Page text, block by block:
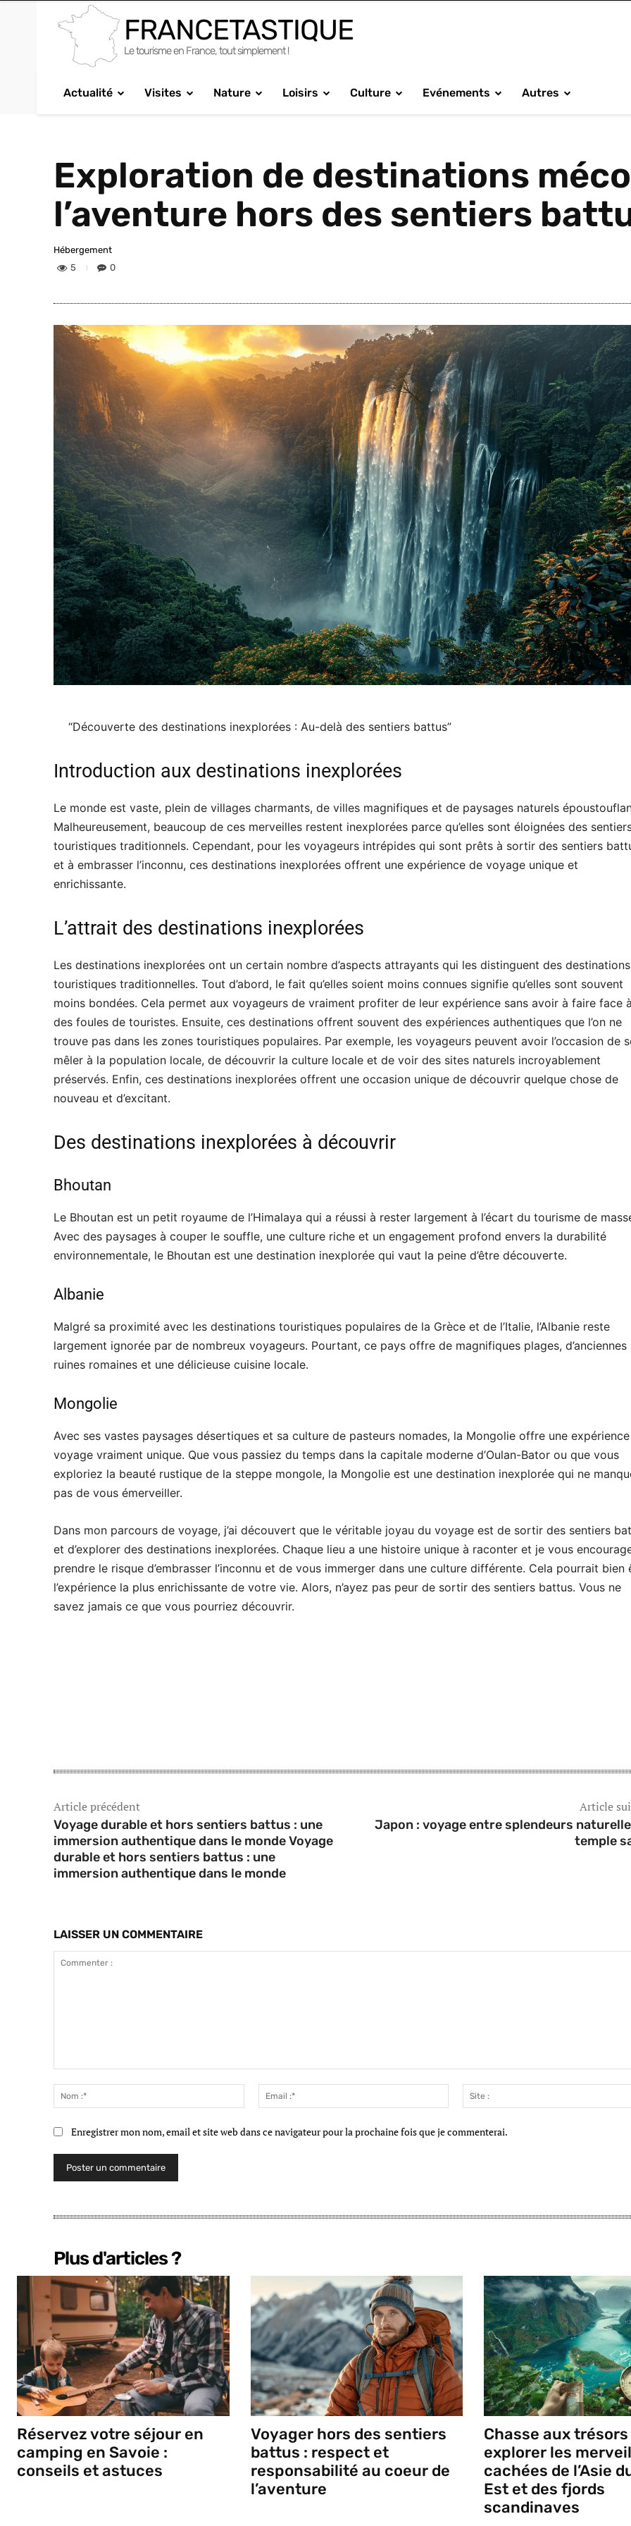
FRANCETASTIQUE
Le tourisme en France, tout simplement !
Actualité Visites Nature Loisirs Culture Evénements Autres
Exploration de destinations
l’aventure hors des sentiers
Hébergement
5
0
“Découverte des destinations inexplorées : Au-delà des sentiers battus”
Introduction aux destinations inexplorées
Le monde est vaste, plein de villages charmants, de villes magnifiques et de paysages naturels
Malheureusement, beaucoup de ces merveilles restent inexplorées parce qu’elles sont éloignées des
touristiques traditionnels. Cependant, pour les voyageurs intrépides qui sont prêts à sortir des sentiers
et à embrasser l’inconnu, ces destinations inexplorées offrent une expérience de voyage unique et
enrichissante.
L’attrait des destinations inexplorées
Les destinations inexplorées ont un certain nombre d’aspects attrayants qui les distinguent des destinations
touristiques traditionnelles. Tout d’abord, le fait qu’elles soient moins connues signifie qu’elles sont souvent
moins bondées. Cela permet aux voyageurs de vraiment profiter de leur expérience sans avoir à faire face à
des foules de touristes. Ensuite, ces destinations offrent souvent des expériences authentiques que l’on ne
trouve pas dans les zones touristiques populaires. Par exemple, les voyageurs peuvent avoir l’occasion de
mêler à la population locale, de découvrir la culture locale et de voir des sites naturels incroyablement
préservés. Enfin, ces destinations inexplorées offrent une occasion unique de découvrir quelque chose de
nouveau et d’excitant.
Des destinations inexplorées à découvrir
Bhoutan
Le Bhoutan est un petit royaume de l’Himalaya qui a réussi à rester largement à l’écart du tourisme de
Avec des paysages à couper le souffle, une culture riche et un engagement profond envers la durabilité
environnementale, le Bhoutan est une destination inexplorée qui vaut la peine d’être découverte.
Albanie
Malgré sa proximité avec les destinations touristiques populaires de la Grèce et de l’Italie, l’Albanie reste
largement ignorée par de nombreux voyageurs. Pourtant, ce pays offre de magnifiques plages, d’anciennes
ruines romaines et une délicieuse cuisine locale.
Mongolie
Avec ses vastes paysages désertiques et sa culture de pasteurs nomades, la Mongolie offre une
voyage vraiment unique. Que vous passiez du temps dans la capitale moderne d’Oulan-Bator ou que vous
exploriez la beauté rustique de la steppe mongole, la Mongolie est une destination inexplorée qui ne
pas de vous émerveiller.
Dans mon parcours de voyage, j’ai découvert que le véritable joyau du voyage est de sortir des sentiers
et d’explorer des destinations inexplorées. Chaque lieu a une histoire unique à raconter et je vous
prendre le risque d’embrasser l’inconnu et de vous immerger dans une culture différente. Cela pourrait bien
l’expérience la plus enrichissante de votre vie. Alors, n’ayez pas peur de sortir des sentiers battus. Vous ne
savez jamais ce que vous pourriez découvrir.
Article précédent
Voyage durable et hors sentiers battus : une
immersion authentique dans le monde Voyage
durable et hors sentiers battus : une
immersion authentique dans le monde
Article
Japon : voyage entre splendeurs
temple
LAISSER UN COMMENTAIRE
:*
Email
:*
Enregistrer mon nom, email et site web dans ce navigateur pour la prochaine fois que je commenterai.
Plus d'articles ?
Réservez votre séjour en
camping en Savoie :
conseils et astuces
Voyager hors des sentiers
battus : respect et
responsabilité au coeur de
l’aventure
Chasse aux trésors
explorer les
cachées de l’Asie
Est et des fjords
scandinaves